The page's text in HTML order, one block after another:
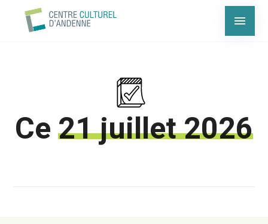
Ce21 juillet 2026